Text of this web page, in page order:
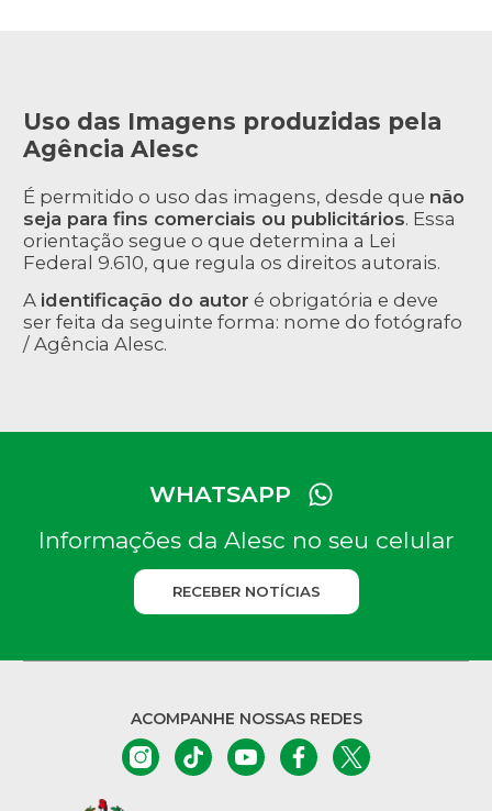
Uso das Imagens produzidas pela
Agência Alesc
É permitido o uso das imagens, desde que não
seja para fins comerciais ou publicitários. Essa
orientação segue o que determina a Lei
Federal 9.610, que regula os direitos autorais.
A identificação do autor é obrigatória e deve
ser feita da seguinte forma: nome do fotógrafo
/ Agência Alesc.
WHATSAPP
Informações da Alesc no seu celular
RECEBER NOTÍCIAS
ACOMPANHE NOSSAS REDES